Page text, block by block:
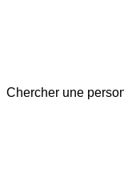
Chercher une